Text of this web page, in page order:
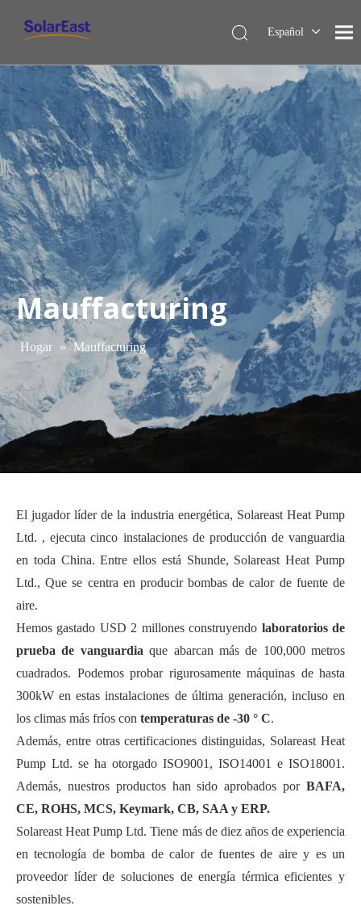
Español
Français
Deutsch
Italiano
Nederlands
Mauffacturing
Hogar » Mauffacturing
El jugador líder de la industria energética, Solareast Heat Pump
Ltd. , ejecuta cinco instalaciones de producción de vanguardia
en toda China. Entre ellos está Shunde, Solareast Heat Pump
Ltd., Que se centra en producir bombas de calor de fuente de
aire.
Hemos gastado USD 2 millones construyendo laboratorios de
prueba de vanguardiaque abarcan más de 100,000 metros
cuadrados. Podemos probar rigurosamente máquinas de hasta
300kW en estas instalaciones de última generación, incluso en
los climas más fríos con temperaturas de -30 ° C.
Además, entre otras certificaciones distinguidas, Solareast Heat
Pump Ltd. se ha otorgado ISO9001, ISO14001 e ISO18001.
Además, nuestros productos han sido aprobados por BAFA,
CE, ROHS, MCS, Keymark, CB, SAA y ERP.
Solareast Heat Pump Ltd. Tiene más de diez años de experiencia
en tecnología de bomba de calor de fuentes de aire y es un
proveedor líder de soluciones de energía térmica eficientes y
sostenibles.